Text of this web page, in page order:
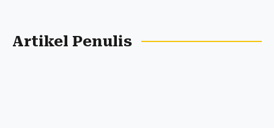
Artikel Penulis